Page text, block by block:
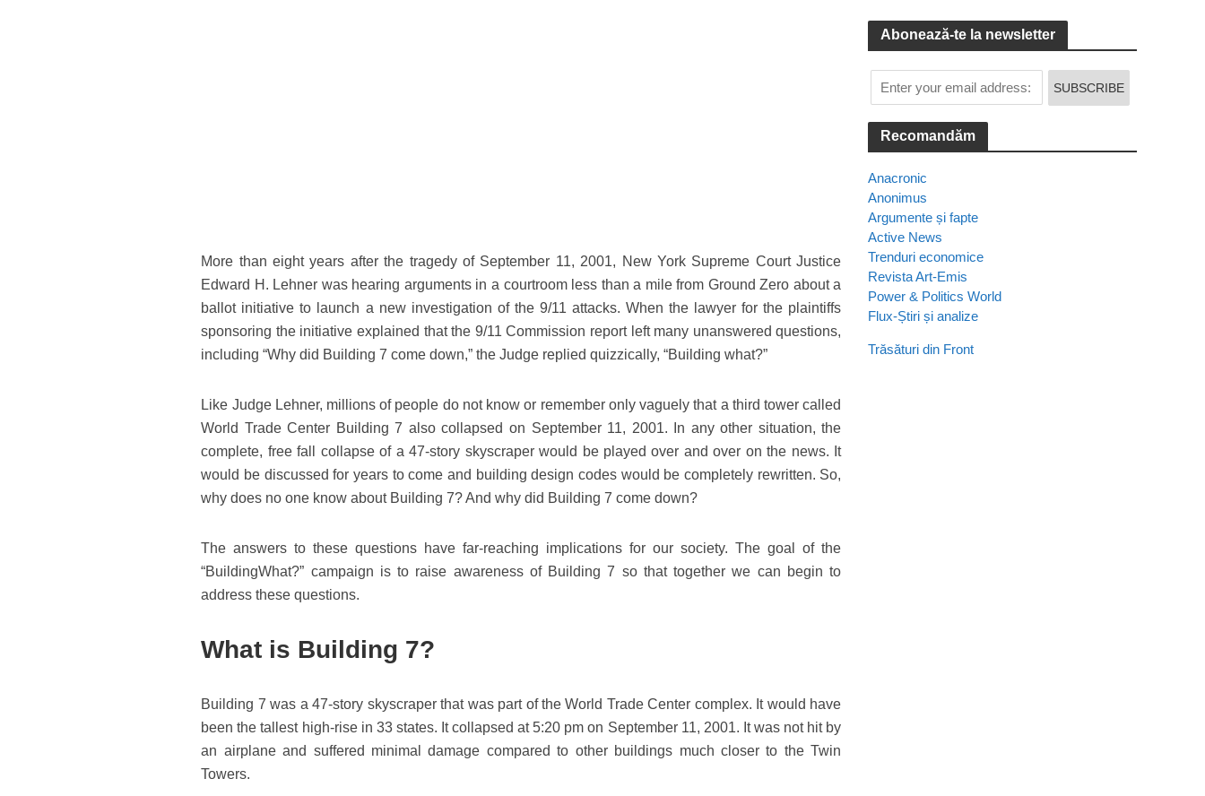
More than eight years after the tragedy of September 11, 2001, New York Supreme Court Justice
Edward H. Lehner was hearing arguments in a courtroom less than a mile from Ground Zero about a
ballot initiative to launch a new investigation of the 9/11 attacks. When the lawyer for the plaintiffs
sponsoring the initiative explained that the 9/11 Commission report left many unanswered questions,
including “Why did Building 7 come down,” the Judge replied quizzically, “Building what?”
Like Judge Lehner, millions of people do not know or remember only vaguely that a third tower called
World Trade Center Building 7 also collapsed on September 11, 2001. In any other situation, the
complete, free fall collapse of a 47-story skyscraper would be played over and over on the news. It
would be discussed for years to come and building design codes would be completely rewritten. So,
why does no one know about Building 7? And why did Building 7 come down?
The answers to these questions have far-reaching implications for our society. The goal of the
“BuildingWhat?” campaign is to raise awareness of Building 7 so that together we can begin to
address these questions.
What is Building 7?
Building 7 was a 47-story skyscraper that was part of the World Trade Center complex. It would have
been the tallest high-rise in 33 states. It collapsed at 5:20 pm on September 11, 2001. It was not hit by
an airplane and suffered minimal damage compared to other buildings much closer to the Twin
Towers.
Abonează-te la newsletter
Recomandăm
Anacronic
Anonimus
Argumente și fapte
Active News
Trenduri economice
Revista Art-Emis
Power & Politics World
Flux-Știri și analize
Trăsături din Front